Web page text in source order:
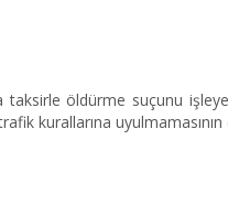
taksirle öldürme suçunu
kurallarına